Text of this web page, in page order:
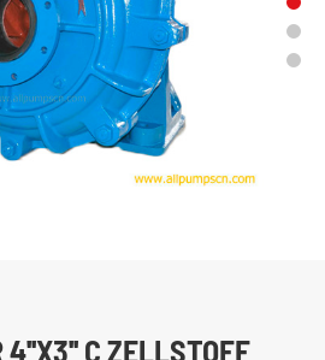
4''X3'' C ZELLSTOFF